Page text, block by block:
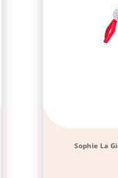
Sophie La